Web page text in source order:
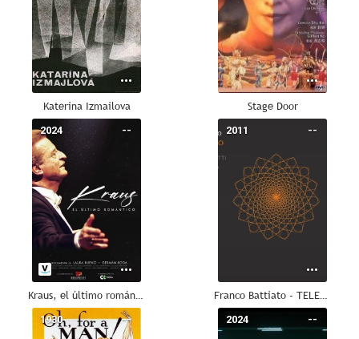
Katerina Izmailova Stage Door
--
2024
Kraus, el último romántico
--
2011
Franco Battiato - TELESIO dietro le quinte
--
1930 --
2024